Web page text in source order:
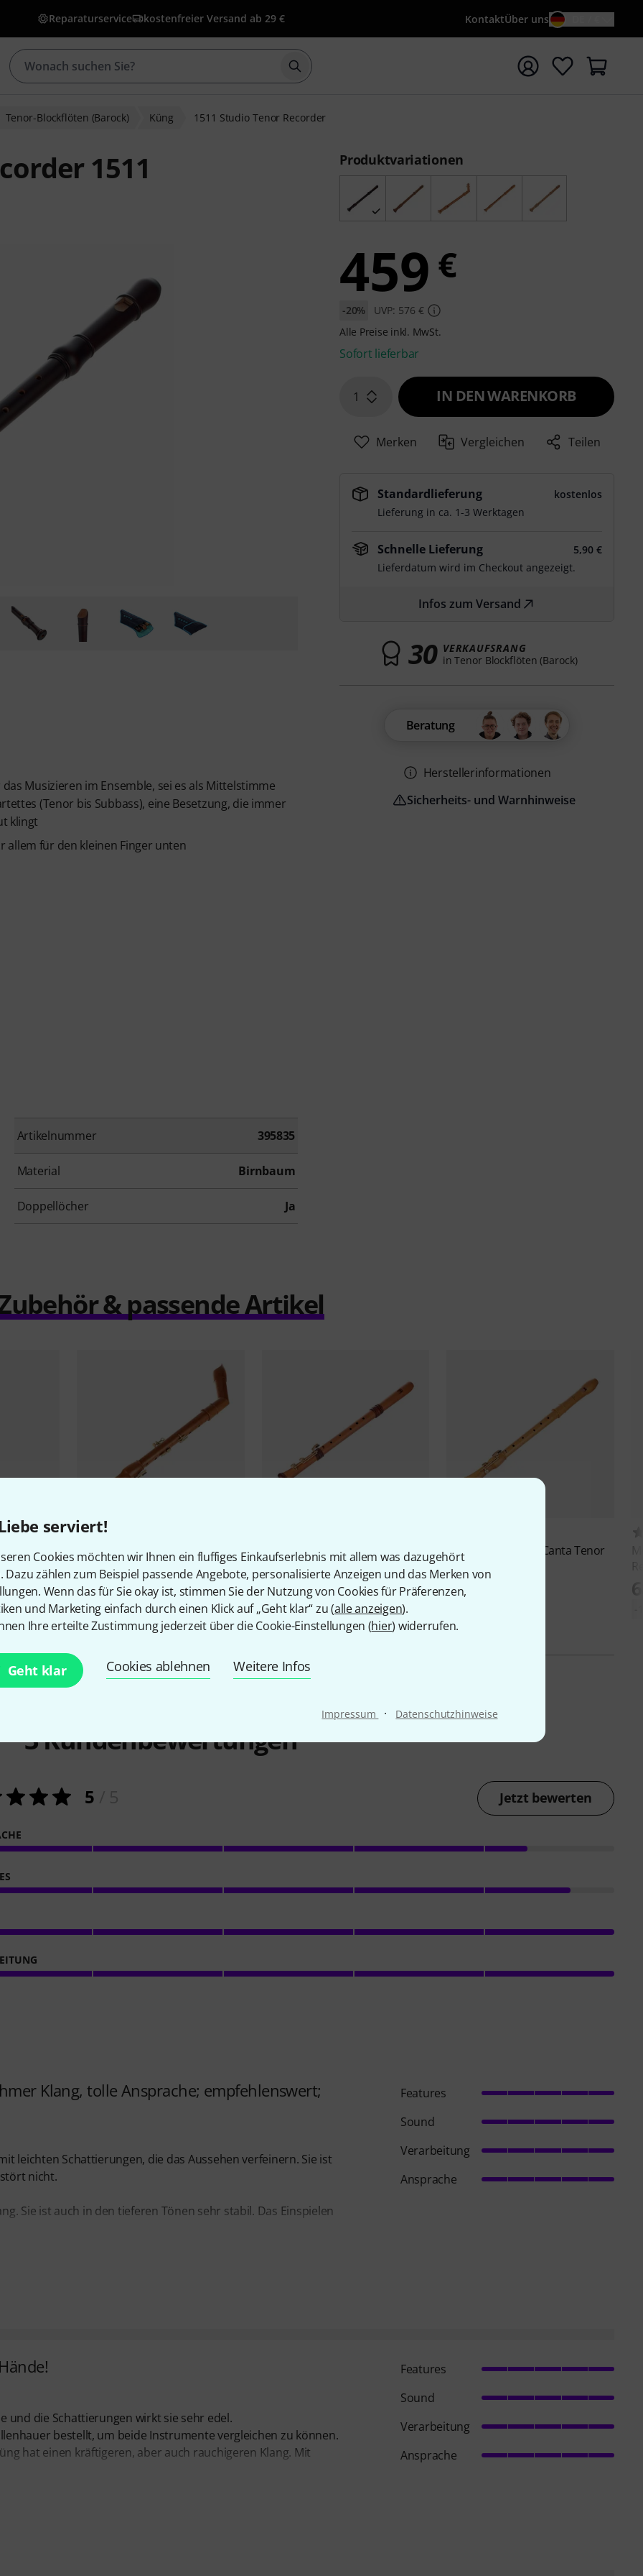
serviert!
Cookies möchten wir Ihnen ein fluffiges Einkaufserlebnis mit allem was dazugehört
Dazu zählen zum Beispiel passende Angebote, personalisierte Anzeigen und das Merken von
Wenn das für Sie okay ist, stimmen Sie der Nutzung von Cookies für Präferenzen,
und Marketing einfach durch einen Klick auf „Geht klar“ zu (alle anzeigen).
Ihre erteilte Zustimmung jederzeit über die Cookie-Einstellungen (hier) widerrufen.
Geht klar Cookies ablehnen Weitere Infos
Impressum · Datenschutzhinweise
Reparaturservice kostenfreier Versand ab 29 € KontaktÜber uns
Suche mit Suchwort {searchTerm} starten
Tenor-Blockflöten (Barock) Küng 1511 Studio Tenor Recorder
1511
Musizieren im Ensemble, sei es als Mittelstimme
(Tenor bis Subbass), eine Besetzung, die immer
klingt
allem für den kleinen Finger unten
Artikelnummer 395835
Material Birnbaum
Doppellöcher Ja
Produktvariationen
459 €
-20%
UVP: 576 €
Alle Preise inkl. MwSt.
Sofort lieferbar
1 IN DEN WARENKORB
Merken Vergleichen Teilen
Standardlieferung
kostenlos
Lieferung in ca. 1-3 Werktagen
Schnelle Lieferung
5,90 €
Lieferdatum wird im Checkout angezeigt.
Infos zum Versand
30 VERKAUFSRANG
in Tenor Blockflöten (Barock)
Beratung
Herstellerinformationen
Sicherheits- und Warnhinweise
& passende Artikel
Mollenhauer 2446KC Canta
Comfort Tenor
979 €
UVP: 1.101 €
-11%
Mollenhauer
4427 Adris Dream
Tenor
919 €
UVP: 1.044 €
-12%
Mollenhauer
2446 Canta Tenor
Recorder
585 €
3Kundenbewertungen
5 Jetzt bewerten
Klang, tolle Ansprache; empfehlenswert;
leichten Schattierungen, die das Aussehen verfeinern. Sie ist
nicht.
Sie ist auch in den tieferen Tönen sehr stabil. Das Einspielen
Features
Sound
Verarbeitung
Ansprache
und die Schattierungen wirkt sie sehr edel.
bestellt, um beide Instrumente vergleichen zu können.
hat einen kräftigeren, aber auch rauchigeren Klang. Mit
Features
Sound
Verarbeitung
Ansprache